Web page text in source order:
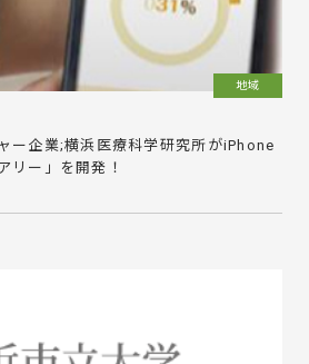
地域
ー企業;横浜医療科学研究所がiPhone
リー」を開発！